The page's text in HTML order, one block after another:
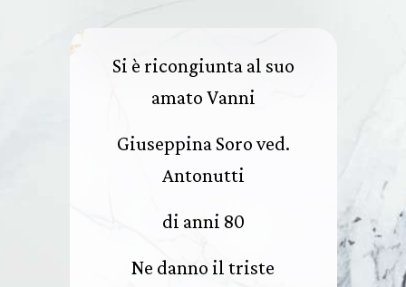
Si è ricongiunta al suo
amato Vanni
Giuseppina Soro ved.
Antonutti
di anni 80
Ne danno il triste